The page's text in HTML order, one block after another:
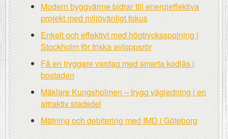
Modern byggvärme bidrar till energieffektiva
projekt med miljövänligt fokus
Enkelt och effektivt med högtrycksspolning i
Stockholm för friska avloppsrör
Få en tryggare vardag med smarta kodlås i
bostaden
Mäklare Kungsholmen – trygg vägledning i en
attraktiv stadsdel
Mätning och debitering med IMD i Göteborg